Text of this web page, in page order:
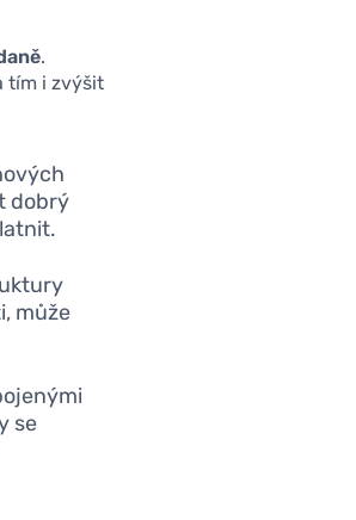
.
tím i zvýšit
dobrý
může
se